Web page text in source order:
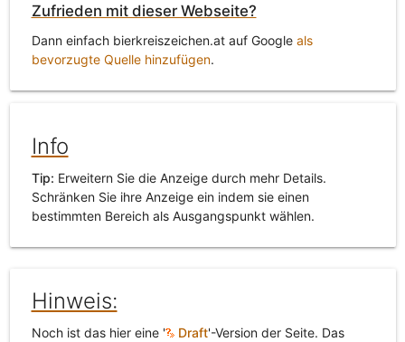
Zufrieden mit dieser Webseite?
Dann einfach bierkreiszeichen.at auf Google als
bevorzugte Quelle hinzufügen.
Info
Tip: Erweitern Sie die Anzeige durch mehr Details.
Schränken Sie ihre Anzeige ein indem sie einen
bestimmten Bereich als Ausgangspunkt wählen.
Hinweis:
Noch ist das hier eine ' Draft'-Version der Seite. Das